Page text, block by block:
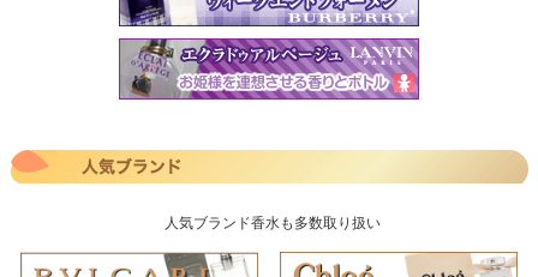
人気ブランド香水も多数取り扱い